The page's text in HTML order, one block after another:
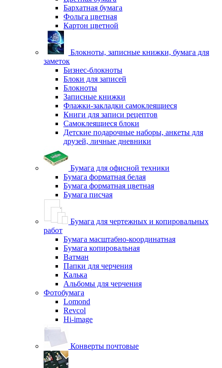
Бархатная бумага
Фольга цветная
Картон цветной
Блокноты, записные книжки, бумага для
заметок
Бизнес-блокноты
Блоки для записей
Блокноты
Записные книжки
Флажки-закладки самоклеящиеся
Книги для записи рецептов
Самоклеящиеся блоки
Детские подарочные наборы, анкеты для
друзей, личные дневники
Бумага для офисной техники
Бумага форматная белая
Бумага форматная цветная
Бумага писчая
Бумага для чертежных и копировальных
работ
Бумага масштабно-координатная
Бумага копировальная
Ватман
Папки для черчения
Калька
Альбомы для черчения
Фотобумага
Lomond
Revcol
Hi-image
Конверты почтовые